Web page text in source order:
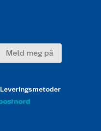
Meld meg på
Leveringsmetoder